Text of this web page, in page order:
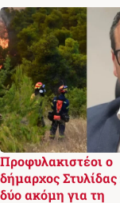
Προφυλακιστέοι ο
δήμαρχος Στυλίδας
δύο ακόμη για τη